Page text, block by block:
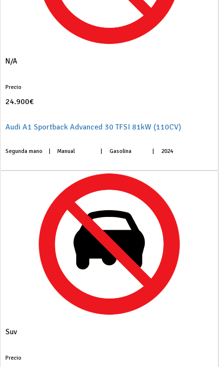
N/A
Precio
24.900€
Audi A1 Sportback Advanced 30 TFSI 81kW (110CV)
Segunda mano Manual Gasolina 2024
Suv
Precio